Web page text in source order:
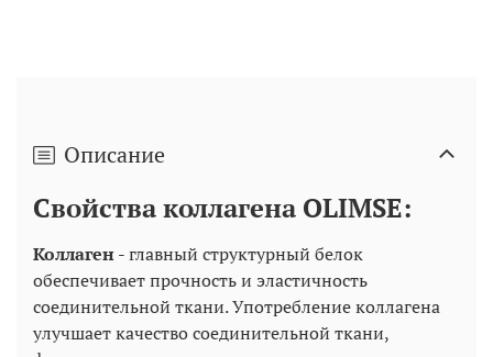
Описание
Свойства коллагена OLIMSE:
Коллаген- главный структурный белок
обеспечивает прочность и эластичность
соединительной ткани. Употребление коллагена
улучшает качество соединительной ткани,